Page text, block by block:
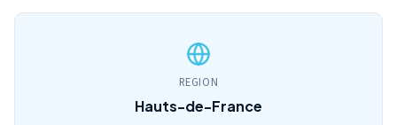
REGION
Hauts-de-France